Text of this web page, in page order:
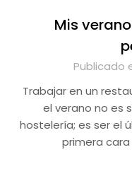
Mis
Publicado
Trabajar en un
el verano no es
hostelería; es ser el
primera